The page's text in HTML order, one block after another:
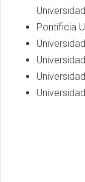
Pontificia